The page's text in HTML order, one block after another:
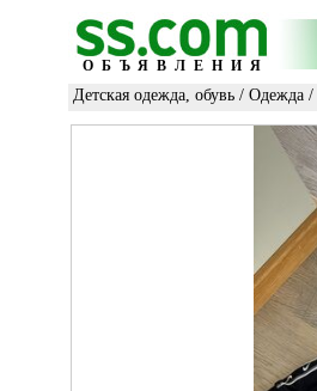
ОБЪЯВЛЕНИЯ
Детская одежда, обувь / Одежда /